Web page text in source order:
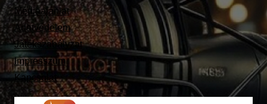
Médiaajánlat
Adatvédelem
Játékszabályzat
Impresszum
Kapcsolat